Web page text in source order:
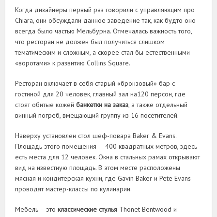
Когда дизайнеры первый раз говорили с управляющим про
Chiara, они обсуждали данное заведение так, как будто оно
всегда было частью Мельбурна. Отмечалась важность того,
что ресторан не должен был получиться слишком
тематическим и сложным, а скорее стал бы естественными
«воротами» к развитию Collins Square.
Ресторан включает в себя старый «бронзовый» бар с
гостиной для 20 человек, главный зал на120 персон, где
стоят обитые кожейбанкетки на заказ, а также отдельный
винный погреб, вмещающий группу из 16 посетителей.
Наверху установлен стол шеф-повара Baker & Evans.
Площадь этого помещения — 400 квадратных метров, здесь
есть места для 12 человек. Окна в стальных рамах открывают
вид на известную площадь. В этом месте расположены
мясная и кондитерская кухни, где Gavin Baker и Pete Evans
проводят мастер-классы по кулинарии.
Мебель – этоклассические стулья Thonet Bentwood и